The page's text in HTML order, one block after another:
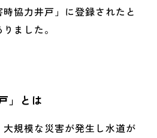
協力井戸」に登録されたと
ました。
」 とは
規模な災害が発生し水道が